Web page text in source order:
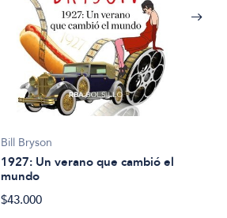
Bill Bryson
1927: Un verano que cambió el
mundo
$43.000